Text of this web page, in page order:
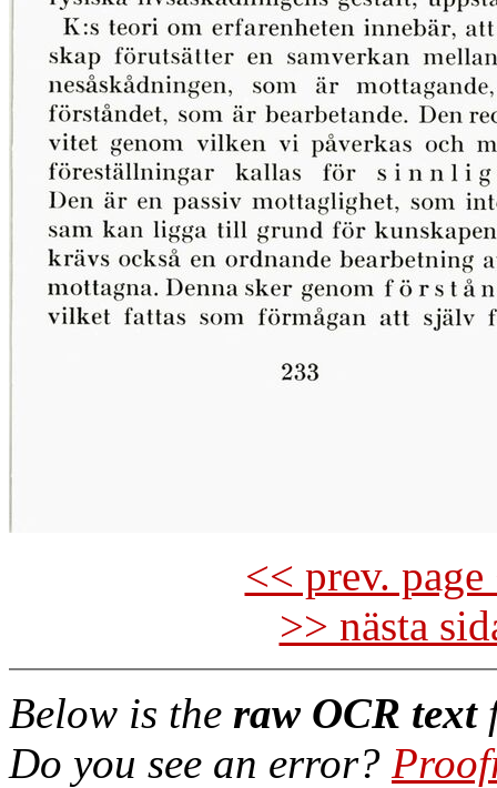
<< prev.
>> nästa
Below is the raw OCR text
Do you see an error?